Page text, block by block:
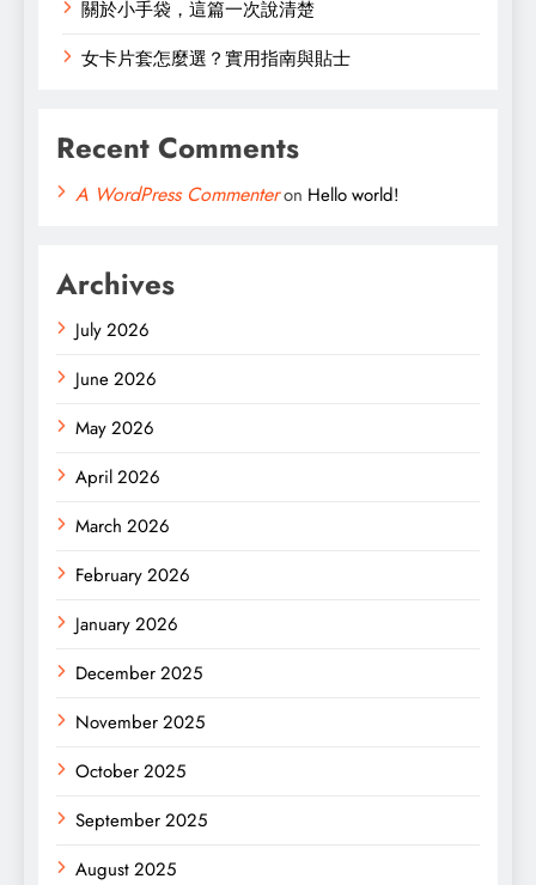
關於小手袋，這篇一次說清楚
女卡片套怎麼選？實用指南與貼士
Recent Comments
A WordPress Commenteron Hello world!
Archives
July 2026
June 2026
May 2026
April 2026
March 2026
February 2026
January 2026
December 2025
November 2025
October 2025
September 2025
August 2025